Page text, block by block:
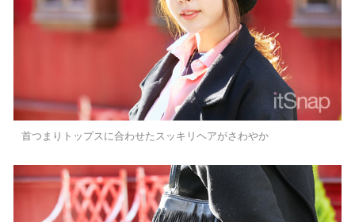
首つまりトップスに合わせたスッキリヘアがさわやか